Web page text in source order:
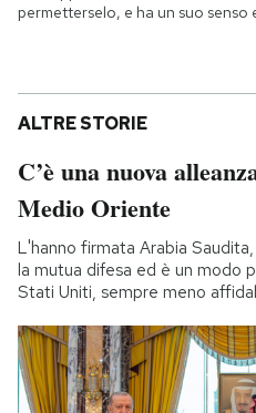
permetterselo, e ha un suo
ALTRE STORIE
C’è una nuova
Medio Oriente
L'hanno firmata Arabia
la mutua difesa ed è un modo
Stati Uniti, sempre meno